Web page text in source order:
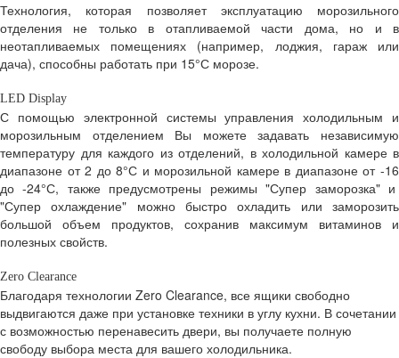
Технология, которая позволяет эксплуатацию морозильного
отделения не только в отапливаемой части дома, но и в
неотапливаемых помещениях (например, лоджия, гараж или
дача), способны работать при 15°С морозе.
LED Display
С помощью электронной системы управления холодильным и
морозильным отделением Вы можете задавать независимую
температуру для каждого из отделений, в холодильной камере в
диапазоне от 2 до 8°С и морозильной камере в диапазоне от -16
до -24°С, также предусмотрены режимы "Супер заморозка" и
"Супер охлаждение" можно быстро охладить или заморозить
большой объем продуктов, сохранив максимум витаминов и
полезных свойств.
Zero Clearance
Благодаря технологии Zero Clearance, все ящики свободно
выдвигаются даже при установке техники в углу кухни. В сочетании
с возможностью перенавесить двери, вы получаете полную
свободу выбора места для вашего холодильника.